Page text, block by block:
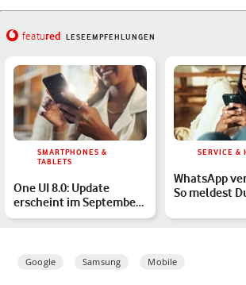
featured LESEEMPFEHLUNGEN
SMARTPHONES &
TABLETS
One UI 8.0: Update
erscheint im September
2025 – das solltest Du …
SERVICE &
WhatsApp
So meldest
Google Samsung Mobile